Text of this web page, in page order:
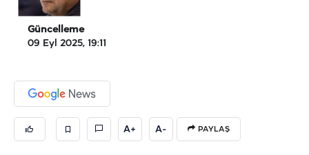
Güncelleme
09 Eyl 2025, 19:11
A+ A- PAYLAŞ